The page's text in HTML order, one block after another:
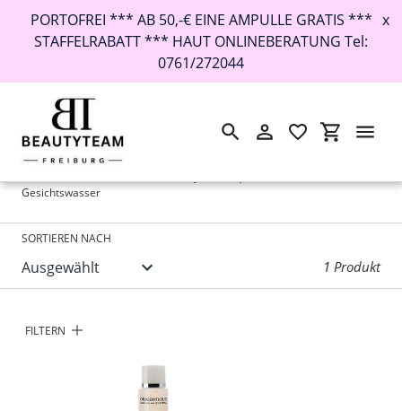
zum
PORTOFREI *** AB 50,-€ EINE AMPULLE GRATIS ***
STAFFELRABATT *** HAUT ONLINEBERATUNG Tel:
0761/272044
x
SuchenEinloggen
Gesichtswasser
SORTIEREN NACH
1 Produkt
FILTERN